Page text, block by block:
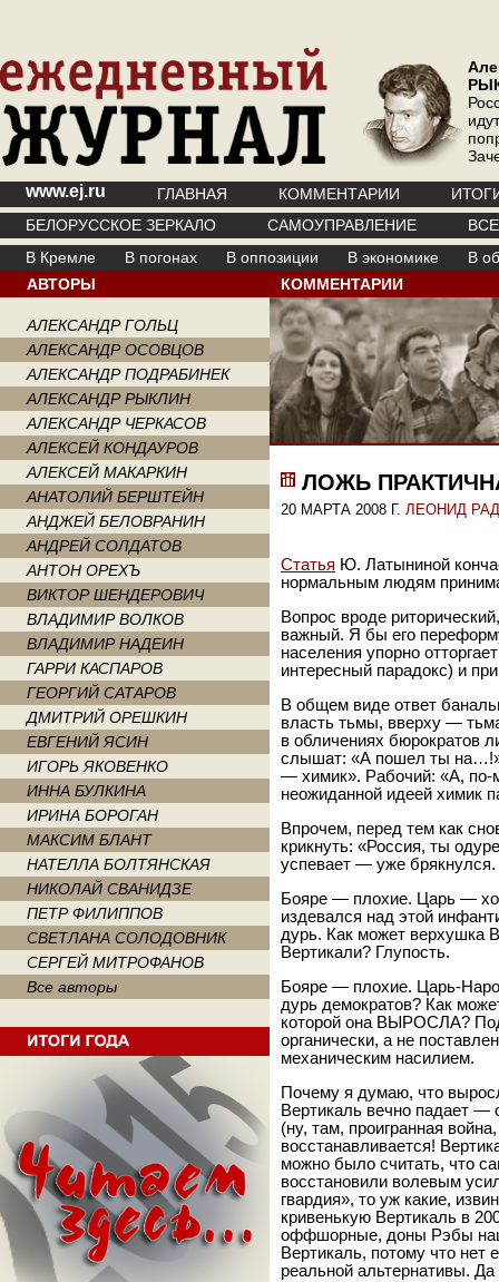
www.ej.ru ГЛАВНАЯ КОММЕНТАРИИ
БЕЛОРУССКОЕ ЗЕРКАЛО
САМОУПРАВЛЕНИЕ
В Кремле
В погонах В оппозиции В экономике
В
АВТОРЫ
АЛЕКСАНДР ГОЛЬЦ
АЛЕКСАНДР ОСОВЦОВ
АЛЕКСАНДР ПОДРАБИНЕК
АЛЕКСАНДР РЫКЛИН
АЛЕКСАНДР ЧЕРКАСОВ
АЛЕКСЕЙ КОНДАУРОВ
АЛЕКСЕЙ МАКАРКИН
АНАТОЛИЙ БЕРШТЕЙН
АНДЖЕЙ БЕЛОВРАНИН
АНДРЕЙ СОЛДАТОВ
АНТОН ОРЕХЪ
ВИКТОР ШЕНДЕРОВИЧ
ВЛАДИМИР ВОЛКОВ
ВЛАДИМИР НАДЕИН
ГАРРИ КАСПАРОВ
ГЕОРГИЙ САТАРОВ
ДМИТРИЙ ОРЕШКИН
ЕВГЕНИЙ ЯСИН
ИГОРЬ ЯКОВЕНКО
ИННА БУЛКИНА
ИРИНА БОРОГАН
МАКСИМ БЛАНТ
НАТЕЛЛА БОЛТЯНСКАЯ
НИКОЛАЙ СВАНИДЗЕ
ПЕТР ФИЛИППОВ
СВЕТЛАНА СОЛОДОВНИК
СЕРГЕЙ МИТРОФАНОВ
Все авторы
КОММЕНТАРИИ
ЛОЖЬ
20 МАРТА 2008 Г. ЛЕОНИД
Статья Ю. Латыниной
нормальным людям
Вопрос вроде
важный. Я бы его
населения упорно
интересный парадокс) и
В общем виде ответ
власть тьмы, вверху —
в обличениях бюрократов
слышат: «А пошел ты
— химик». Рабочий: «А,
неожиданной идеей химик
Впрочем, перед тем как
крикнуть: «Россия, ты
успевает — уже брякнулся.
Бояре — плохие. Царь —
издевался над этой
дурь. Как может верхушка
Вертикали? Глупость.
Бояре — плохие. Царь-
дурь демократов? Как
которой она ВЫРОСЛА?
органически, а не
механическим насилием.
Почему я думаю, что
Вертикаль вечно падает —
(ну, там, проигранная
восстанавливается!
можно было считать, что
восстановили волевым
гвардия», то уж какие,
кривенькую Вертикаль в
оффшорные, доны Рэбы
Вертикаль, потому что нет
реальной альтернативы.